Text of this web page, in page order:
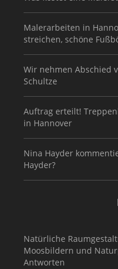
Malerarbeiten in
streichen, schöne
Wir nehmen Abschied
Schultze
Auftrag erteilt!
in Hannover
Nina Hayder
Hayder?
Natürliche
Moosbildern und
Antworten